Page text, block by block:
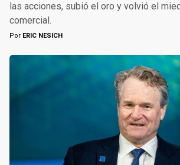
las acciones, subió el oro y volvió el
comercial.
Por ERIC NESICH